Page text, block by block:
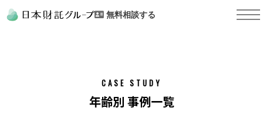
無料相談する
CASE STUDY
年齢別 事例一覧